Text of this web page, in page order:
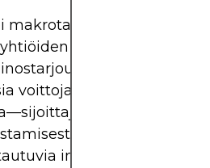
Reelseissä ja
voittoja—Threads
vaativat yhä
ennen kuin
investointeja. Tämä